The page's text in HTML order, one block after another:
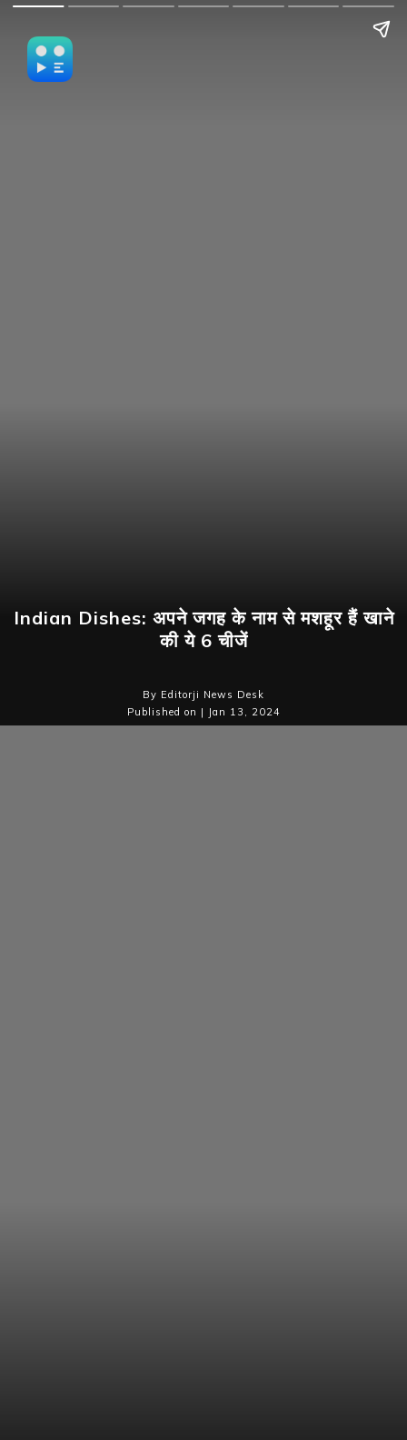
Indian Dishes: अपने जगह के नाम से मशहूर हैं खाने
की ये 6 चीजें
By Editorji News Desk
Published on | Jan 13, 2024